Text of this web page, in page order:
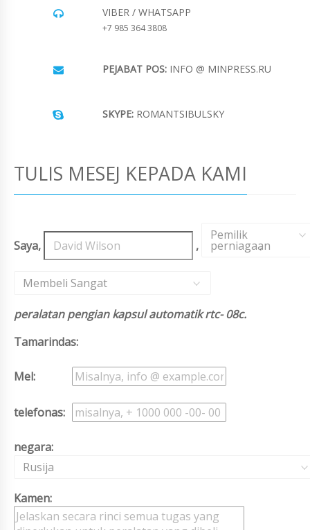
VIBER / WHATSAPP
+7 985 364 3808
PEJABAT POS: INFO @ MINPRESS.RU
SKYPE: ROMANTSIBULSKY
TULIS MESEJ KEPADA KAMI
Saya, ,
Pemilik
perniagaan
,
Membeli Sangat
peralatan pengian kapsul automatik rtc- 08c.
Tamarindas:
Mel:
telefonas:
negara:
Rusija
Kamen: